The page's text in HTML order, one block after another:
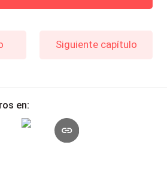
Siguiente capítulo
en: